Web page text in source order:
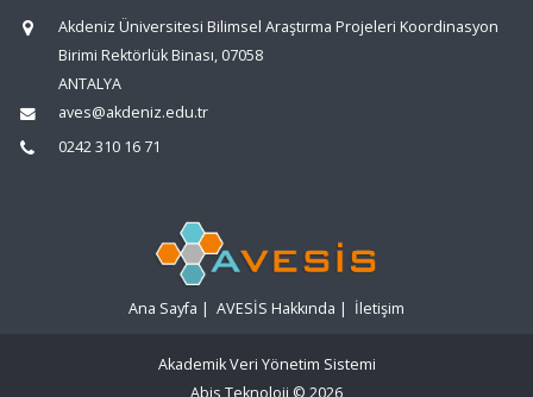
Akdeniz Üniversitesi Bilimsel Araştırma Projeleri Koordinasyon
Birimi Rektörlük Binası, 07058
ANTALYA
aves@akdeniz.edu.tr
0242 310 16 71
Ana Sayfa | AVESİS Hakkında | İletişim
Akademik Veri Yönetim Sistemi
Abis Teknoloji © 2026